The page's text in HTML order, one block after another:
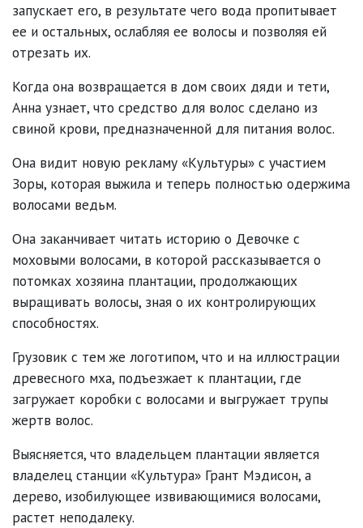
запускает его, в результате чего вода пропитывает
ее и остальных, ослабляя ее волосы и позволяя ей
отрезать их.
Когда она возвращается в дом своих дяди и тети,
Анна узнает, что средство для волос сделано из
свиной крови, предназначенной для питания волос.
Она видит новую рекламу «Культуры» с участием
Зоры, которая выжила и теперь полностью одержима
волосами ведьм.
Она заканчивает читать историю о Девочке с
моховыми волосами, в которой рассказывается о
потомках хозяина плантации, продолжающих
выращивать волосы, зная о их контролирующих
способностях.
Грузовик с тем же логотипом, что и на иллюстрации
древесного мха, подъезжает к плантации, где
загружает коробки с волосами и выгружает трупы
жертв волос.
Выясняется, что владельцем плантации является
владелец станции «Культура» Грант Мэдисон, а
дерево, изобилующее извивающимися волосами,
растет неподалеку.